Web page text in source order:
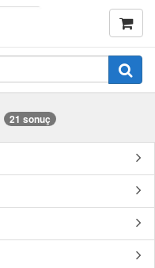
21 sonuç